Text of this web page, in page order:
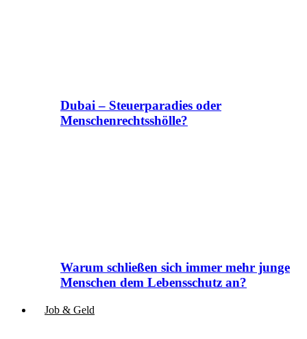
Dubai – Steuerparadies oder
Menschenrechtsshölle?
Warum schließen sich immer mehr junge
Menschen dem Lebensschutz an?
Job & Geld